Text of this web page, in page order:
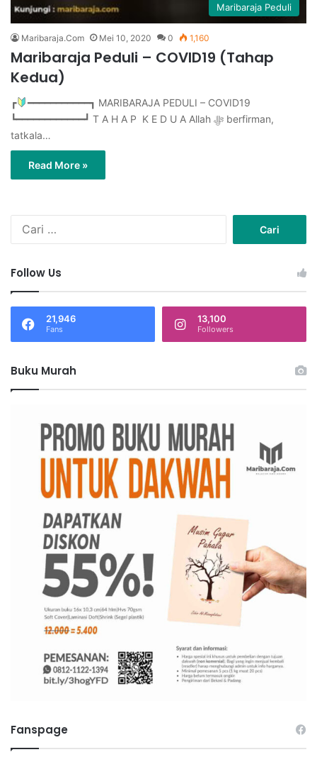
Maribaraja Peduli
Maribaraja.Com Mei 10, 2020 0 1,160
Maribaraja Peduli – COVID19 (Tahap
Kedua)
┏
━━━━━━━━━━━┓ MARIBARAJA PEDULI – COVID19
┗━━━━━━━━━━━━┛ T A H A P K E D U A Allah ﷻ berfirman,
tatkala…
Read More »
u
k
Follow Us
21,946
Fans
13,100
Followers
Buku Murah
Fanspage